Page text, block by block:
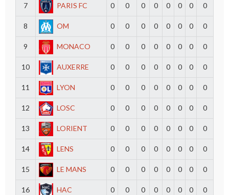
7 PARIS FC 0 0 0 0 0 0 0 0
8 OM 0 0 0 0 0 0 0 0
9 MONACO 0 0 0 0 0 0 0 0
10 AUXERRE 0 0 0 0 0 0 0 0
11 LYON 0 0 0 0 0 0 0 0
12 LOSC 0 0 0 0 0 0 0 0
13 LORIENT 0 0 0 0 0 0 0 0
14 LENS 0 0 0 0 0 0 0 0
15 LE MANS 0 0 0 0 0 0 0 0
16 HAC 0 0 0 0 0 0 0 0